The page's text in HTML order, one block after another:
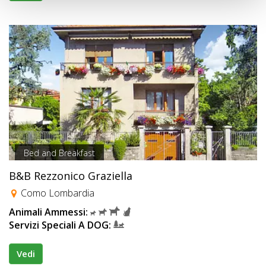
Bed and Breakfast
B&B Rezzonico Graziella
Como Lombardia
Animali Ammessi:
Servizi Speciali A DOG:
Vedi